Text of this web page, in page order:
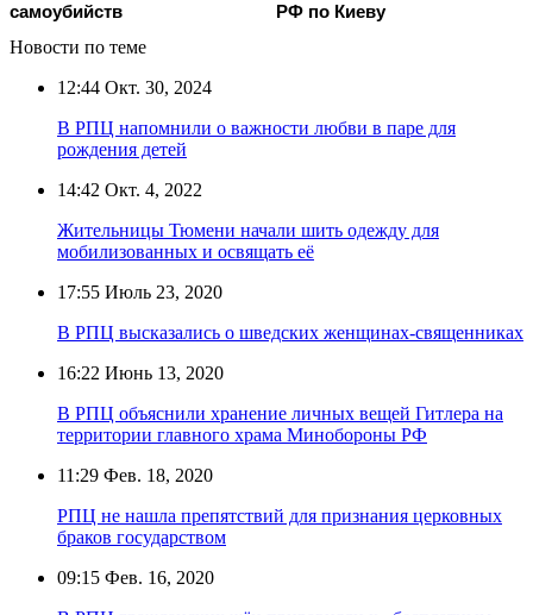
самоубийств
РФ по Киеву
Новости по теме
12:44 Окт. 30, 2024
В РПЦ напомнили о важности любви в паре для
рождения детей
14:42 Окт. 4, 2022
Жительницы Тюмени начали шить одежду для
мобилизованных и освящать её
17:55 Июль 23, 2020
В РПЦ высказались о шведских женщинах-священниках
16:22 Июнь 13, 2020
В РПЦ объяснили хранение личных вещей Гитлера на
территории главного храма Минобороны РФ
11:29 Фев. 18, 2020
РПЦ не нашла препятствий для признания церковных
браков государством
09:15 Фев. 16, 2020